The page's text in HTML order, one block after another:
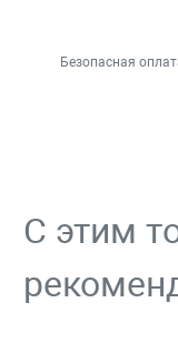
Безопасная
С этим